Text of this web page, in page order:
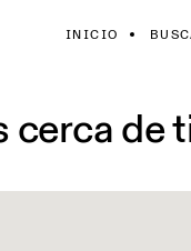
INICIO
cerca de